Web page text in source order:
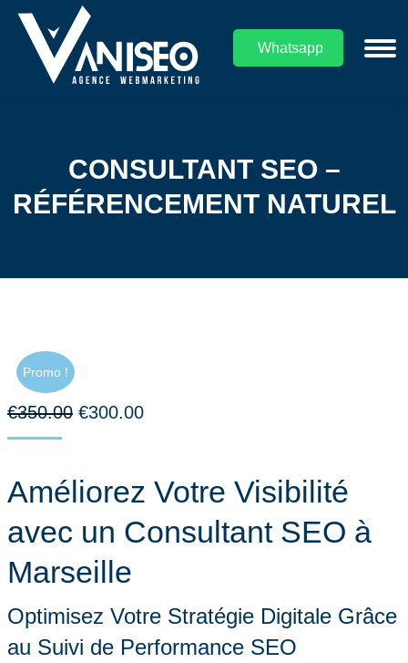
Whatsapp
CONSULTANT SEO –
RÉFÉRENCEMENT NATUREL
Promo !
€350.00 Le
était :
€350.00.
€300.00Le
est :
€300.00.
Améliorez Votre Visibilité
avec un Consultant SEO à
Marseille
Optimisez Votre Stratégie Digitale Grâce
au Suivi de Performance SEO